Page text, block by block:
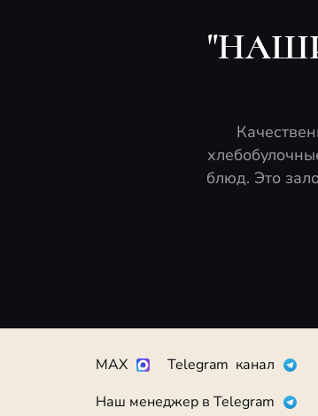
блюд. Это
MAX
Telegram канал
Наш менеджер в Telegram